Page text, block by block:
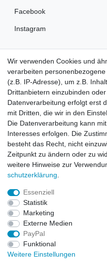
Facebook
Instagram
Zahlen
Wir verwenden Cookies und
verarbeiten
(z.B. IP-Adresse), um z.B.
Drittanbietern einzubinden
Datenverarbeitung erfolgt erst
mit Dritten, die wir in den
Die Datenverarbeitung kann
Interesses erfolgen. Die
besteht das Recht, nicht
Zeitpunkt zu ändern oder zu
weitere Hinweise zur
schutz­erklärung
Essenziell
Statistik
Marketing
Externe Medien
PayPal
Funktional
Weitere Einstellungen